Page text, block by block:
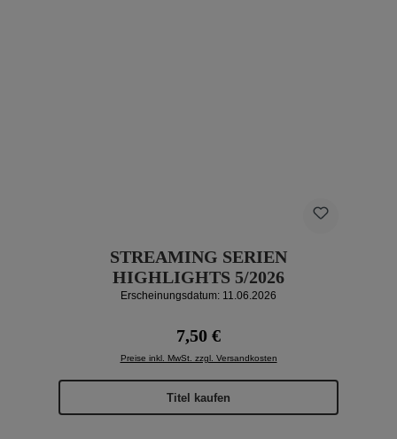
STREAMING SERIEN
HIGHLIGHTS 5/2026
Erscheinungsdatum: 11.06.2026
Regulärer Preis:
7,50 €
Preise inkl. MwSt. zzgl. Versandkosten
Titel kaufen